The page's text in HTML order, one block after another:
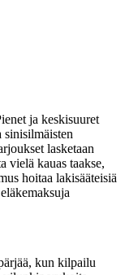
ja keskisuuret
sinisilmäisten
lasketaan
vielä kauas taakse,
hoitaa lakisääteisiä
kun kilpailu